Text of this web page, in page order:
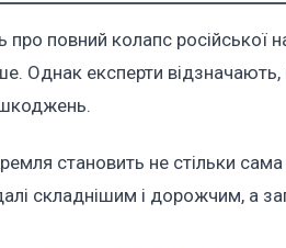
про повний колапс
Однак експерти
становить не стільки
складнішим і дорожчим, а